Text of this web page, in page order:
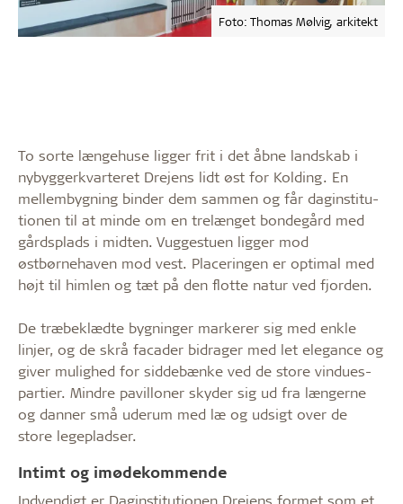
Foto: Thomas Mølvig, arkitekt
To sorte længehuse ligger frit i det åbne landskab i
nybyggerkvarteret Drejens lidt øst for Kolding. En
mellembygning binder dem sammen og får daginsti­­­tu­
tionen til at minde om en trelænget bondegård med
gårdsplads i midten. Vuggestuen ligger mod
østbørnehaven mod vest. Placeringen er optimal med
højt til himlen og tæt på den flotte natur ved fjorden.
De træbeklædte bygninger markerer sig med enkle
linjer, og de skrå facader bidrager med let elegance og
giver mulighed for siddebænke ved de store vindues­
partier. Mindre pavilloner skyder sig ud fra længerne
og danner små uderum med læ og udsigt over de
store legepladser.
Intimt og imødekommende
Indvendigt er Daginstitutionen Drejens formet som et